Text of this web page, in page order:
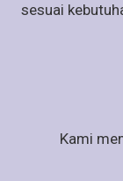
sesuai
Kami